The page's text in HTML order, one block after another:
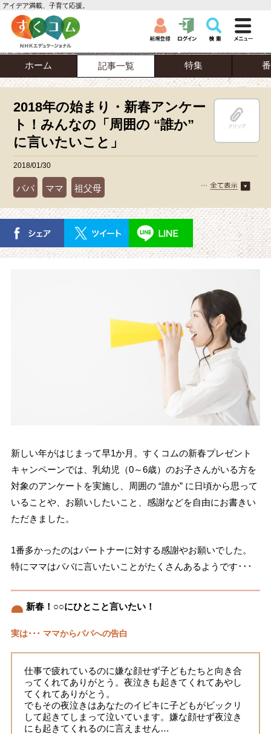
アイデア満載、子育て応援。
ホーム 記事一覧 特集
2018年の始まり・新春アンケー
ト！みんなの「周囲の “誰か”
に言いたいこと」
クリップ
2018/01/30
パパ ママ 祖父母
新しい年がはじまって早1か月。すくコムの新春プレゼント
キャンペーンでは、乳幼児（0～6歳）のお子さんがいる方を
対象のアンケートを実施し、周囲の “誰か” に日頃から思って
いることや、お願いしたいこと、感謝などを自由にお書きい
ただきました。
1番多かったのはパートナーに対する感謝やお願いでした。
特にママはパパに言いたいことがたくさんあるようです･･･
新春！○○にひとこと言いたい！
実は･･･ ママからパパへの告白
仕事で疲れているのに嫌な顔せず子どもたちと向き合
ってくれてありがとう。夜泣きも起きてくれてあやし
てくれてありがとう。
でもその夜泣きはあなたのイビキに子どもがビックリ
して起きてしまって泣いています。嫌な顔せず夜泣き
にも起きてくれるのに言えません…